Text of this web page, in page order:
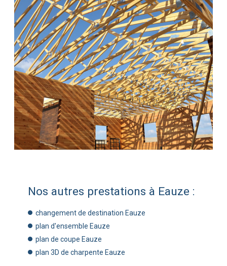
Nos autres prestations à Eauze :
changement de destination Eauze
plan d'ensemble Eauze
plan de coupe Eauze
plan 3D de charpente Eauze